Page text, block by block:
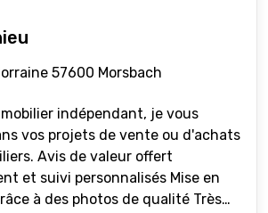
57600 Morsbach
indépendant, je vous
vos projets de vente ou d'achats
offert
et suivi personnalisés Mise en
à des photos de qualité Très